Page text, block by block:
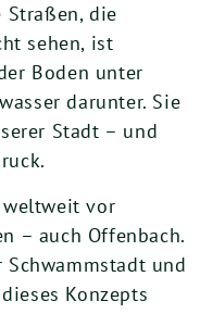
Straßen, die
sehen, ist
Boden unter
darunter. Sie
Stadt – und
vor
– auch Offenbach.
und
Konzepts